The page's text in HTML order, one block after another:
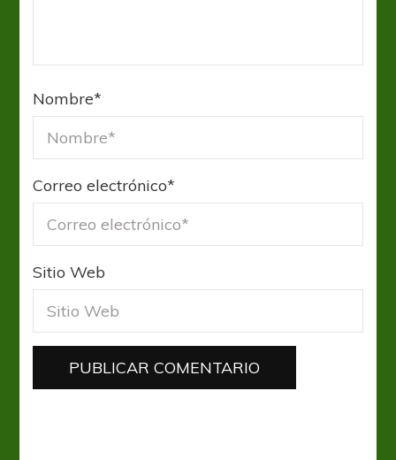
Nombre*
Correo electrónico*
Sitio Web